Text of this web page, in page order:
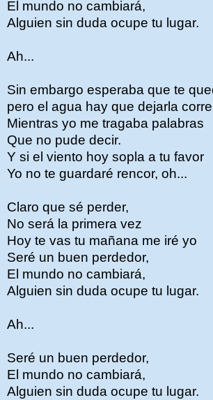
El mundo no cambiará,
Alguien sin duda ocupe tu lugar.
Ah...
Sin embargo esperaba que te
pero el agua hay que dejarla
Mientras yo me tragaba palabras
Que no pude decir.
Y si el viento hoy sopla a tu favor
Yo no te guardaré rencor, oh...
Claro que sé perder,
No será la primera vez
Hoy te vas tu mañana me iré yo
Seré un buen perdedor,
El mundo no cambiará,
Alguien sin duda ocupe tu lugar.
Ah...
Seré un buen perdedor,
El mundo no cambiará,
Alguien sin duda ocupe tu lugar.